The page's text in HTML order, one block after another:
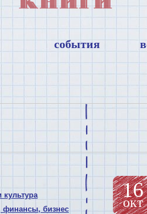
события
культура
финансы, бизнес
16
окт